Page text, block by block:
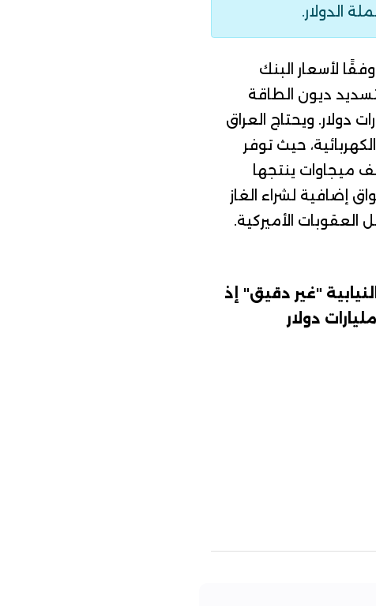
الدولار.
وفقًا لأسعار البنك
ديون الطاقة
ويحتاج العراق
الكهربائية، حيث توفر
المستوردة من إيران تشغيل أكثر من 6500 ميجاوات من أصل 21 ألف ميجاوات ينتجها
إضافية لشراء الغاز
العقوبات الأميركية.
"غير دقيق" إذ